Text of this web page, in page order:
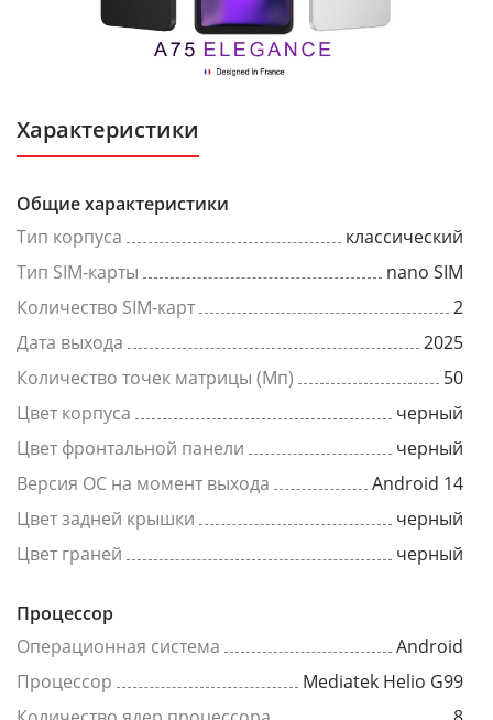
Характеристики
Общие характеристики
Тип корпуса
классический
Тип SIM-карты
nano SIM
Количество SIM-карт
2
Дата выхода
2025
Количество точек матрицы (Мп)
50
Цвет корпуса
черный
Цвет фронтальной панели
черный
Версия ОС на момент выхода
Android 14
Цвет задней крышки
черный
Цвет граней
черный
Процессор
Операционная система
Android
Процессор
Mediatek Helio G99